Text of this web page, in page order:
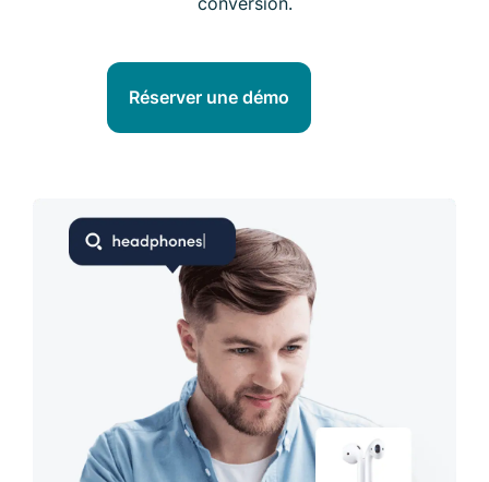
Réserver une démo